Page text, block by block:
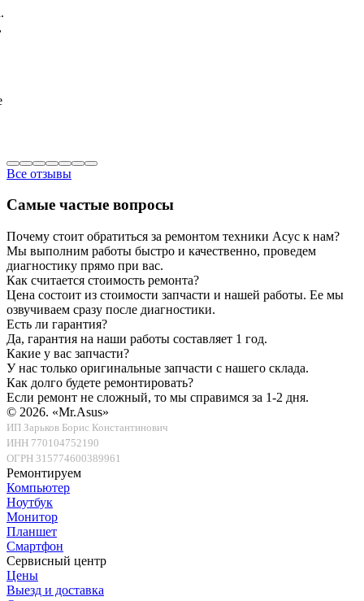
Все отзывы
Самые частые вопросы
Почему стоит обратиться за ремонтом техники Асус к нам?
Мы выполним работы быстро и качественно, проведем
диагностику прямо при вас.
Как считается стоимость ремонта?
Цена состоит из стоимости запчасти и нашей работы. Ее мы
озвучиваем сразу после диагностики.
Есть ли гарантия?
Да, гарантия на наши работы составляет 1 год.
Какие у вас запчасти?
У нас только оригинальные запчасти с нашего склада.
Как долго будете ремонтировать?
Если ремонт не сложный, то мы справимся за 1-2 дня.
© 2026. «Mr.Asus»
ИП Зарьков Борис Константинович
ИНН 770104752190
ОГРН 315774600389961
Ремонтируем
Компьютер
Ноутбук
Монитор
Планшет
Смартфон
Сервисный центр
Цены
Выезд и доставка